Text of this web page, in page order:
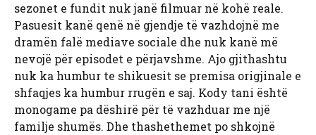
sezonet e fundit nuk janë filmuar në kohë reale.
Pasuesit kanë qenë në gjendje të vazhdojnë me
dramën falë mediave sociale dhe nuk kanë më
nevojë për episodet e përjavshme. Ajo gjithashtu
nuk ka humbur te shikuesit se premisa origjinale e
shfaqjes ka humbur rrugën e saj. Kody tani është
monogame pa dëshirë për të vazhduar me një
familje shumës. Dhe thashethemet po shkojnë